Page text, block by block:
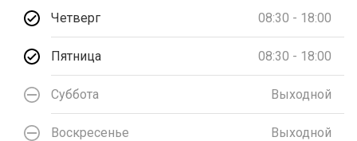
Четверг 08:30 - 18:00
Пятница 08:30 - 18:00
Суббота Выходной
Воскресенье Выходной